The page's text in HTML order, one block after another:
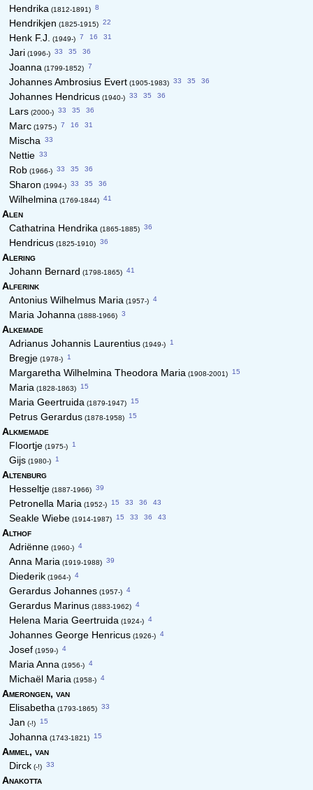
Hendrika (1812-1891) 8
Hendrikjen (1825-1915) 22
Henk F.J. (1949-) 7 16 31
Jari (1996-) 33 35 36
Joanna (1799-1852) 7
Johannes Ambrosius Evert (1905-1983) 33 35 36
Johannes Hendricus (1940-) 33 35 36
Lars (2000-) 33 35 36
Marc (1975-) 7 16 31
Mischa 33
Nettie 33
Rob (1966-) 33 35 36
Sharon (1994-) 33 35 36
Wilhelmina (1769-1844) 41
Alen
Cathatrina Hendrika (1865-1885) 36
Hendricus (1825-1910) 36
Alering
Johann Bernard (1798-1865) 41
Alferink
Antonius Wilhelmus Maria (1957-) 4
Maria Johanna (1888-1966) 3
Alkemade
Adrianus Johannis Laurentius (1949-) 1
Bregje (1978-) 1
Margaretha Wilhelmina Theodora Maria (1908-2001) 15
Maria (1828-1863) 15
Maria Geertruida (1879-1947) 15
Petrus Gerardus (1878-1958) 15
Alkmemade
Floortje (1975-) 1
Gijs (1980-) 1
Altenburg
Hesseltje (1887-1966) 39
Petronella Maria (1952-) 15 33 36 43
Seakle Wiebe (1914-1987) 15 33 36 43
Althof
Adriënne (1960-) 4
Anna Maria (1919-1988) 39
Diederik (1964-) 4
Gerardus Johannes (1957-) 4
Gerardus Marinus (1883-1962) 4
Helena Maria Geertruida (1924-) 4
Johannes George Henricus (1926-) 4
Josef (1959-) 4
Maria Anna (1956-) 4
Michaël Maria (1958-) 4
Amerongen, van
Elisabetha (1793-1865) 33
Jan (-!) 15
Johanna (1743-1821) 15
Ammel, van
Dirck (-!) 33
Anakotta